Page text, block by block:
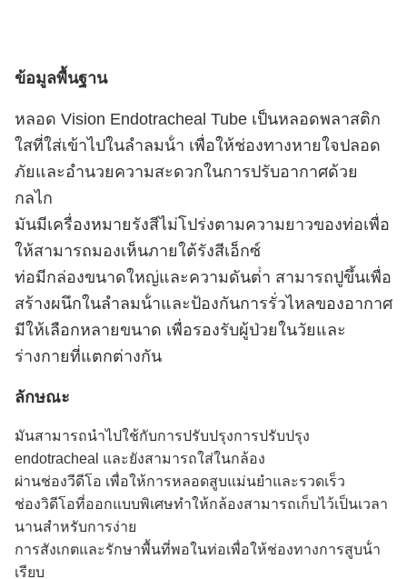
ข้อมูลพื้นฐาน
หลอด Vision Endotracheal Tube เป็นหลอดพลาสติก
ใสที่ใส่เข้าไปในลําลมน้ํา เพื่อให้ช่องทางหายใจปลอด
ภัยและอํานวยความสะดวกในการปรับอากาศด้วย
กลไก
มันมีเครื่องหมายรังสีไม่โปร่งตามความยาวของท่อเพื่อ
ให้สามารถมองเห็นภายใต้รังสีเอ็กซ์
ท่อมีกล่องขนาดใหญ่และความดันต่ํา สามารถปูขึ้นเพื่อ
สร้างผนึกในลําลมน้ําและป้องกันการรั่วไหลของอากาศ
มีให้เลือกหลายขนาด เพื่อรองรับผู้ป่วยในวัยและ
ร่างกายที่แตกต่างกัน
ลักษณะ
มันสามารถนําไปใช้กับการปรับปรุงการปรับปรุง
endotracheal และยังสามารถใส่ในกล้อง
ผ่านช่องวีดีโอ เพื่อให้การหลอดสูบแม่นยําและรวดเร็ว
ช่องวิดีโอที่ออกแบบพิเศษทําให้กล้องสามารถเก็บไว้เป็นเวลา
นานสําหรับการง่าย
การสังเกตและรักษาพื้นที่พอในท่อเพื่อให้ช่องทางการสูบน้ํา
เรียบ